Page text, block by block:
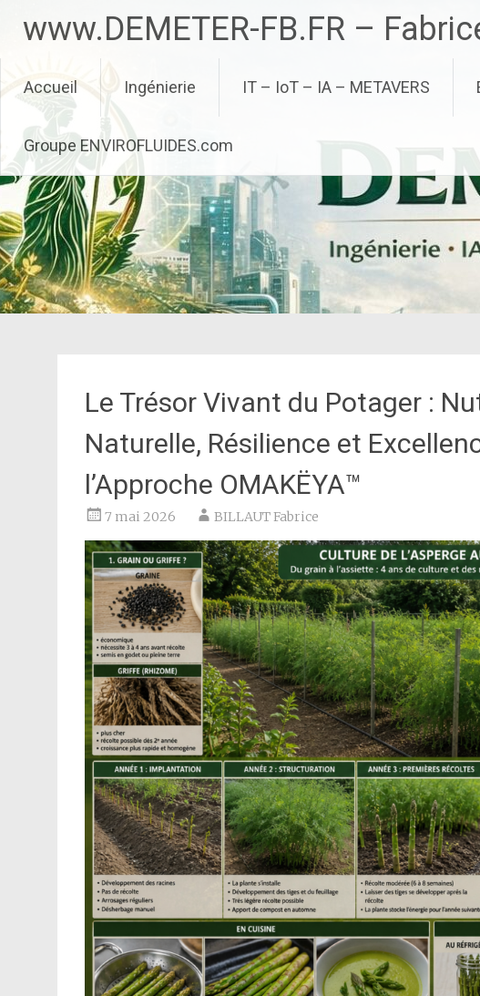
contenu
www.DEMETER-FB.FR –
Accueil Ingénierie IT – IoT – IA – METAVERS
Groupe ENVIROFLUIDES.com
Le Trésor Vivant du Potager :
Naturelle, Résilience et
l’Approche OMAKËYA™
7 mai 2026 BILLAUT Fabrice